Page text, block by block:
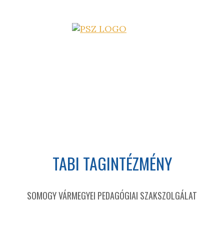
TABI TAGINTÉZMÉNY
SOMOGY VÁRMEGYEI PEDAGÓGIAI SZAKSZOLGÁLAT